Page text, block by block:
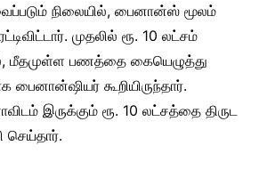
நிலையில், பைனான்ஸ் மூலம்
முதலில் ரூ. 10 லட்சம்
மீதமுள்ள பணத்தை கையெழுத்து
பைனான்ஷியர் கூறியிருந்தார்.
இருக்கும் ரூ. 10 லட்சத்தை திருட
செய்தார்.